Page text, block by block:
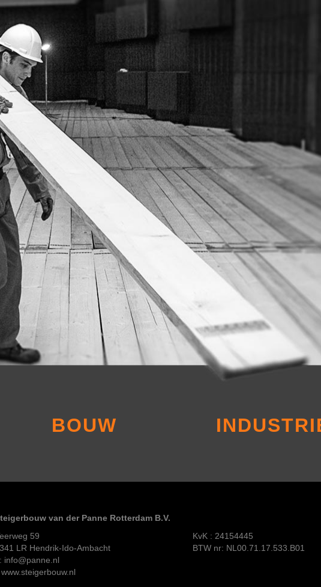
BOUW
van der Panne Rotterdam B.V.
59
LR Hendrik-Ido-Ambacht
info@panne.nl
www.steigerbouw.nl
KvK : 24154445
BTW nr: NL00.71.17.533.B01